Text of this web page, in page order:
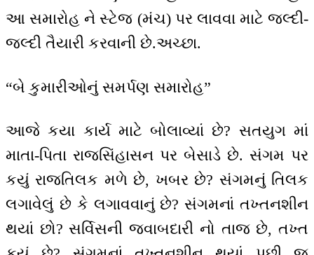
આ સમારોહ ને સ્ટેજ (મંચ) પર લાવવા માટે જલ્દી-
જલ્દી તૈયારી કરવાની છે.અચ્છા.
“બે કુમારીઓનું સમર્પણ સમારોહ”
આજે કયા કાર્ય માટે બોલાવ્યાં છે? સતયુગ માં
માતા-પિતા રાજસિંહાસન પર બેસાડે છે. સંગમ પર
કયું રાજતિલક મળે છે, ખબર છે? સંગમનું તિલક
લગાવેલું છે કે લગાવવાનું છે? સંગમનાં તખ્તનશીન
થયાં છો? સર્વિસની જવાબદારી નો તાજ છે, તખ્ત